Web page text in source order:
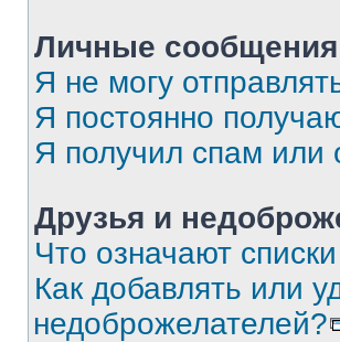
Личные сообщения
Я не могу
Я постоянно
Я получил спам или
Друзья и
Что означают
Как добавлять или
недоброжелателей?